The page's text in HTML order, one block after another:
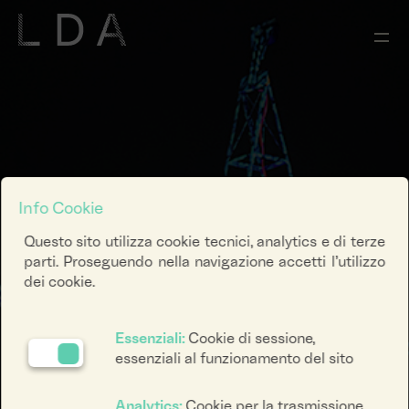
Info Cookie
Questo sito utilizza cookie tecnici, analytics e di terze
parti. Proseguendo nella navigazione accetti l’utilizzo
dei cookie.
Essenziali:Cookie di sessione,
essenziali al funzionamento del sito